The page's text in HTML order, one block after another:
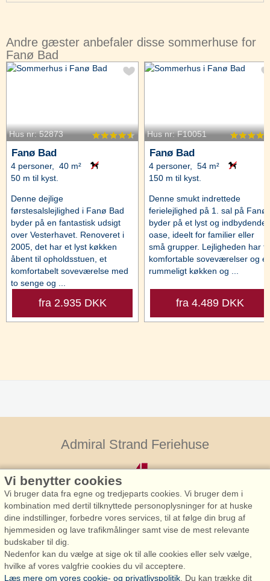
Andre gæster anbefaler disse sommerhuse for
Fanø Bad
Hus nr: 52873
Fanø Bad
4 personer, 40 m²
50 m til kyst.
Denne dejlige
førstesalslejlighed i Fanø Bad
byder på en fantastisk udsigt
over Vesterhavet. Renoveret i
2005, det har et lyst køkken
åbent til opholdsstuen, et
komfortabelt soveværelse med
to senge og ...
fra 2.935 DKK
Hus nr: F10051
Fanø Bad
4 personer, 54 m²
150 m til kyst.
Denne smukt indrettede
ferielejlighed på 1. sal på Fanø
byder på et lyst og indbydende
oase, ideelt for familier eller
små grupper. Lejligheden har to
komfortable soveværelser og et
rummeligt køkken og ...
fra 4.489 DKK
Admiral Strand Feriehuse
Houstrupvej 170, Lønne
6830 Nørre Nebel
Vi benytter cookies
Vi bruger data fra egne og tredjeparts cookies. Vi bruger dem i
kombination med dertil tilknyttede personoplysninger for at huske
dine indstillinger, forbedre vores services, til at følge din brug af
hjemmesiden og lave trafikmålinger samt vise de mest relevante
budskaber til dig.
Nedenfor kan du vælge at sige ok til alle cookies eller selv vælge,
hvilke af vores valgfrie cookies du vil acceptere.
Læs mere om vores cookie- og privatlivspolitik . Du kan trække dit